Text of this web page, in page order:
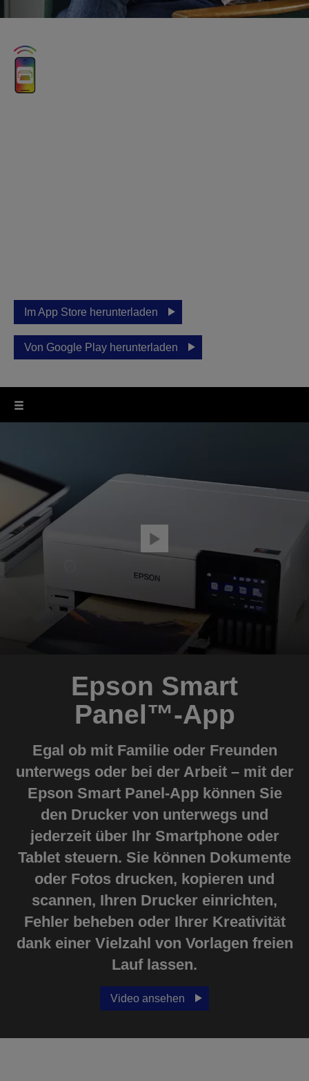
Im App Store herunterladen
Von Google Play herunterladen
Epson Smart
Panel™️-App
Egal ob mit Familie oder Freunden
unterwegs oder bei der Arbeit – mit der
Epson Smart Panel-App können Sie
den Drucker von unterwegs und
jederzeit über Ihr Smartphone oder
Tablet steuern. Sie können Dokumente
oder Fotos drucken, kopieren und
scannen, Ihren Drucker einrichten,
Fehler beheben oder Ihrer Kreativität
dank einer Vielzahl von Vorlagen freien
Lauf lassen.
Video ansehen